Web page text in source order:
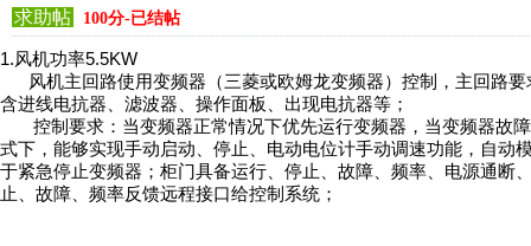
求助帖 100分-已结帖
1.风机功率5.5KW
风机主回路使用变频器（三菱或欧姆龙变频器）控制，主回路
含进线电抗器、滤波器、操作面板、出现电抗器等；
控制要求：当变频器正常情况下优先运行变频器，当变频器故
式下，能够实现手动启动、停止、电动电位计手动调速功能，自
于紧急停止变频器；柜门具备运行、停止、故障、频率、电源通
止、故障、频率反馈远程接口给控制系统；